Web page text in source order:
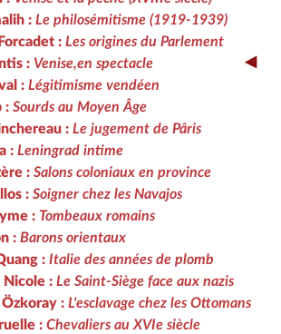
: Le philosémitisme (1919-1939)
: Les origines du Parlement
: Venise,en spectacle
: Légitimisme vendéen
: Sourds au Moyen Âge
: Le jugement de Pâris
: Leningrad intime
: Salons coloniaux en province
: Soigner chez les Navajos
: Tombeaux romains
: Barons orientaux
: Italie des années de plomb
Nicole : Le Saint-Siège face aux nazis
: L'esclavage chez les Ottomans
: Chevaliers au XVIe siècle